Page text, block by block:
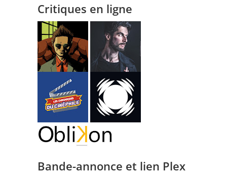
Critiques en ligne
Bande-annonce et lien Plex